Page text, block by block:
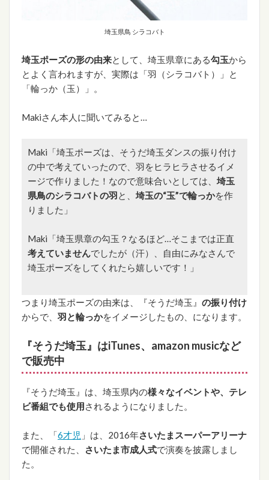
埼玉県鳥 シラコバト
埼玉ポーズの形の由来として、埼玉県章にある勾玉から
とよく言われますが、実際は「羽（シラコバト）」と
「輪っか（玉）」。
Makiさん本人に聞いてみると…
Maki「埼玉ポーズは、そうだ埼玉ダンスの振り付け
の中で考えていったので、羽をヒラヒラさせるイメ
ージで作りました！なので意味合いとしては、 埼玉
県鳥のシラコバトの羽と、 埼玉の“玉”で輪っかを作
りました」
Maki「埼玉県章の勾玉？なるほど…そこまでは正直
考えていませんでしたが（汗）、自由にみなさんで
埼玉ポーズをしてくれたら嬉しいです！」
つまり埼玉ポーズの由来は、『そうだ埼玉』 の振り付け
からで、 羽と輪っかをイメージしたもの、になります。
『そうだ埼玉』はiTunes、amazon musicなど
で販売中
『そうだ埼玉』は、埼玉県内の様々なイベントや、テレ
ビ番組でも使用されるようになりました。
また、「6才児 」は、2016年さいたまスーパーアリーナ
で開催された、
さいたま市成人式で演奏を披露しまし
た。